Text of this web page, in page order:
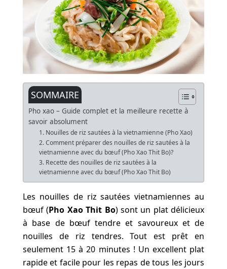
SOMMAIRE
Pho xao – Guide complet et la meilleure recette à
savoir absolument
1. Nouilles de riz sautées à la vietnamienne (Pho Xao)
2. Comment préparer des nouilles de riz sautées à la
vietnamienne avec du bœuf (Pho Xao Thit Bo)?
3. Recette des nouilles de riz sautées à la
vietnamienne avec du bœuf (Pho Xao Thit Bo)
Les nouilles de riz sautées vietnamiennes au
bœuf (Pho Xao Thit Bo) sont un plat délicieux
à base de bœuf tendre et savoureux et de
nouilles de riz tendres. Tout est prêt en
seulement 15 à 20 minutes ! Un excellent plat
rapide et facile pour les repas de tous les jours